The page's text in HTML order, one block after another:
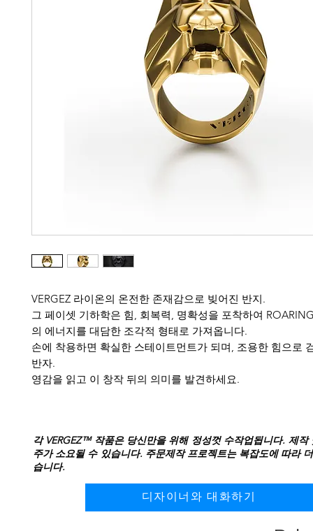
VERGEZ 라이온의 온전한 존재감으로 빚어진 반지.
그 페이셋 기하학은 힘, 회복력, 명확성을 포착하여
의 에너지를 대담한 조각적 형태로 가져옵니다.
손에 착용하면 확실한 스테이트먼트가 되며, 조용한 힘으로
반자.
영감을 읽고 이 창작 뒤의 의미를 발견하세요.
각 VERGEZ™ 작품은 당신만을 위해 정성껏 수작업됩니다. 제작
주가 소요될 수 있습니다. 주문제작 프로젝트는 복잡도에 따라
습니다.
디자이너와 대화하기